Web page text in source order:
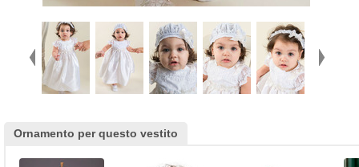
Ornamento per questo vestito